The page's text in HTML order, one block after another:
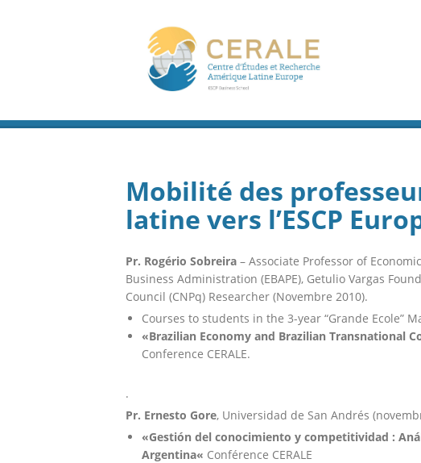
Mobilité des
latine vers l’ESCP
Pr. Rogério Sobreira – Associate Professor of
Business Administration (EBAPE), Getulio Vargas
Council (CNPq) Researcher (Novembre 2010).
Courses to students in the 3-year “Grande Ecole”
«Brazilian Economy and Brazilian Transnational
Conference CERALE.
.
Pr. Ernesto Gore, Universidad de San Andrés
«Gestión del conocimiento y competitividad :
Argentina« Conférence CERALE